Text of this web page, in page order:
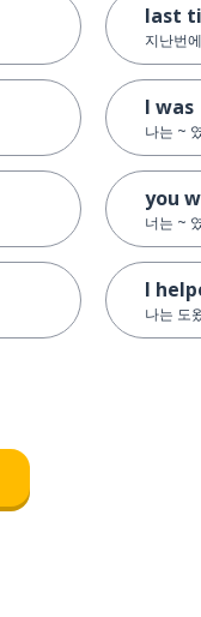
last
지난번에
I was
나는 ~
you
너는 ~
I
나는 도